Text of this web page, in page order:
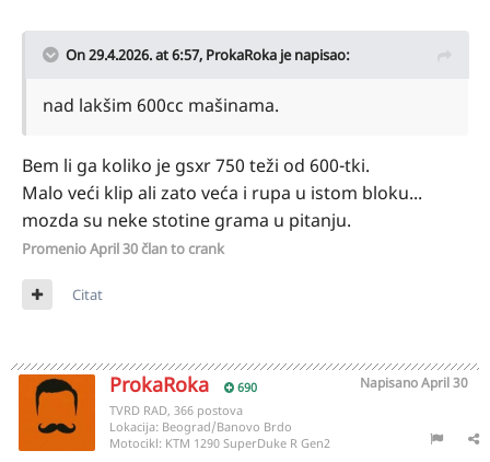
On 29.4.2026. at 6:57, ProkaRoka je napisao:
nad lakšim 600cc mašinama.
Bem li ga koliko je gsxr 750 teži od 600-tki.
Malo veći klip ali zato veća i rupa u istom bloku...
mozda su neke stotine grama u pitanju.
PromenioApril 30član to crank
Citat
ProkaRoka 690 NapisanoApril 30
TVRD RAD, 366 postova
Lokacija: Beograd/Banovo Brdo
Motocikl: KTM 1290 SuperDuke R Gen2